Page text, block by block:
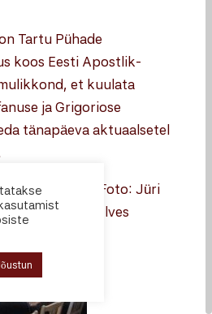
Tartu Pühade
koos Eesti Apostlik-
et kuulata
ja Grigoriose
tänapäeva aktuaalsetel
Foto: Jüri
Ilves